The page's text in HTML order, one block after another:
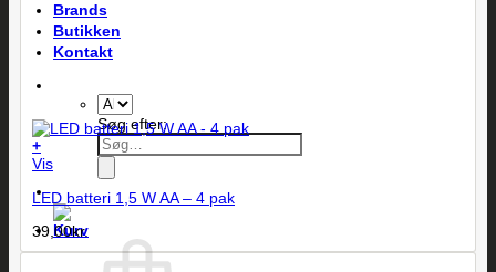
Brands
Butikken
Kontakt
Søg efter:
+
Vis
LED batteri 1,5 W AA – 4 pak
39,00kr.